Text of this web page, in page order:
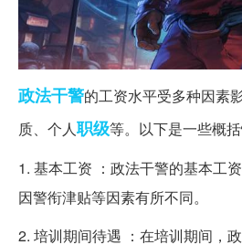
政法干警的工资水平受多种因素
质、个人职级等。以下是一些概
1. 基本工资 ：政法干警的基本工
因警衔津贴等因素有所不同。
2. 培训期间待遇 ：在培训期间，